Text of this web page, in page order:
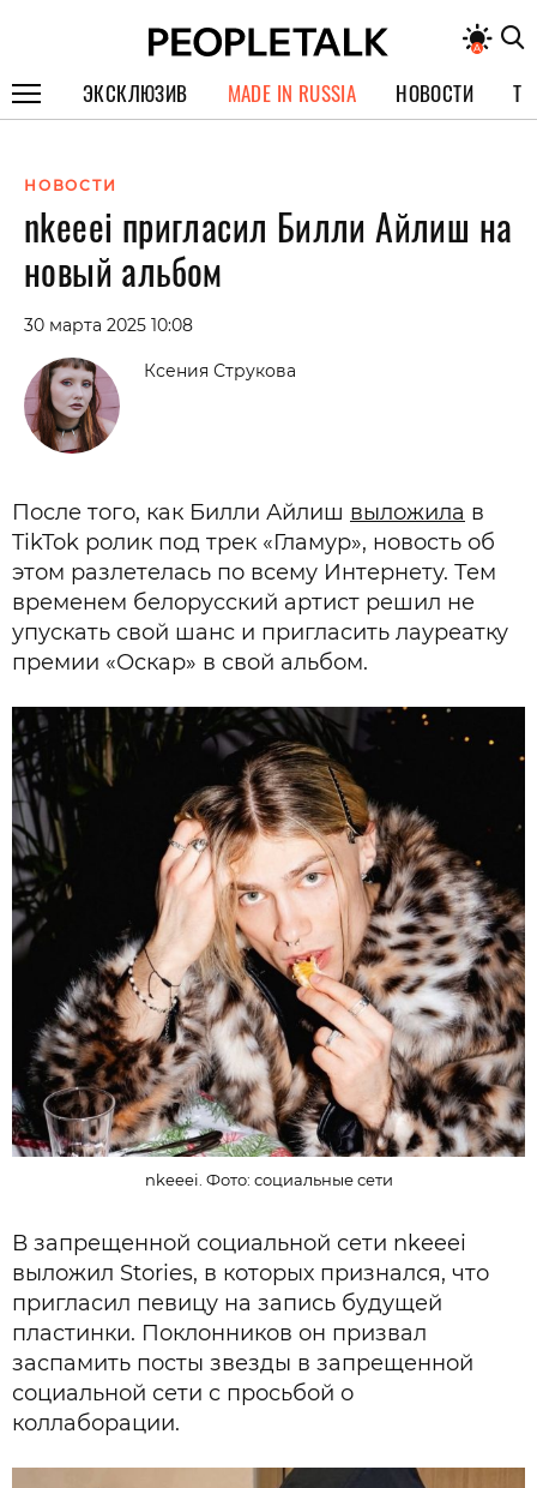
ЭКСКЛЮЗИВ
СПЕЦПРОЕКТЫ
ИНТЕРВЬЮ
ПОКОЛЕНИЕ
MADE IN RUSSIA НОВОСТИ
НОВОСТИ
nkeeei пригласил Билли Айлиш на
новый альбом
30 марта 2025 10:08
Ксения Струкова
После того, как Билли Айлиш выложила в
TikTok ролик под трек «Гламур», новость об
этом разлетелась по всему Интернету. Тем
временем белорусский артист решил не
упускать свой шанс и пригласить лауреатку
премии «Оскар» в свой альбом.
nkeeei. Фото: социальные сети
В запрещенной социальной сети nkeeei
выложил Stories, в которых признался, что
пригласил певицу на запись будущей
пластинки. Поклонников он призвал
заспамить посты звезды в запрещенной
социальной сети с просьбой о
коллаборации.